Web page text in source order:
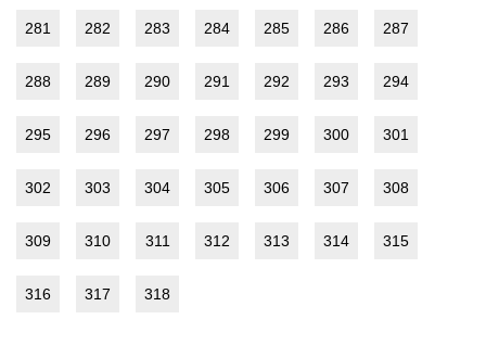
281 282 283 284 285 286 287
288 289 290 291 292 293 294
295 296 297 298 299 300 301
302 303 304 305 306 307 308
309 310 311 312 313 314 315
316 317 318